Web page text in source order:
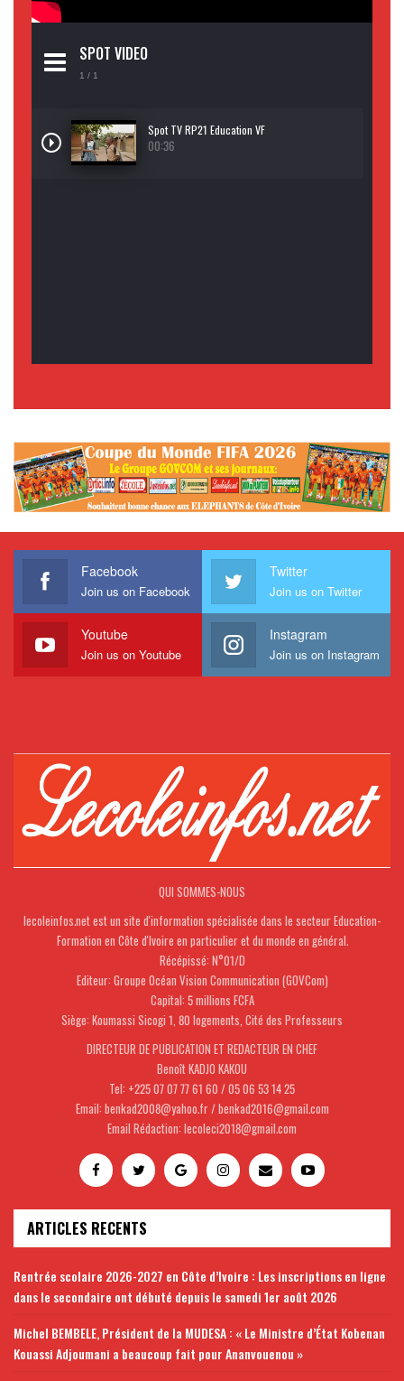
SPOT VIDEO
1 / 1
Spot TV RP21 Education VF
00:36
Facebook
Join us on Facebook
Twitter
Join us on Twitter
Youtube
Join us on Youtube
Instagram
Join us on Instagram
QUI SOMMES-NOUS
lecoleinfos.net est un site d'information spécialisée dans le secteur Education-
Formation en Côte d'Ivoire en particulier et du monde en général.
Récépissé: N°01/D
Editeur: Groupe Océan Vision Communication (GOVCom)
Capital: 5 millions FCFA
Siège: Koumassi Sicogi 1, 80 logements, Cité des Professeurs
DIRECTEUR DE PUBLICATION ET REDACTEUR EN CHEF
Benoît KADJO KAKOU
Tel: +225 07 07 77 61 60 / 05 06 53 14 25
Email: benkad2008@yahoo.fr / benkad2016@gmail.com
Email Rédaction: lecoleci2018@gmail.com
ARTICLES RECENTS
Rentrée scolaire 2026-2027 en Côte d’Ivoire : Les inscriptions en ligne
dans le secondaire ont débuté depuis le samedi 1er août 2026
Michel BEMBELE, Président de la MUDESA : « Le Ministre d’État Kobenan
Kouassi Adjoumani a beaucoup fait pour Ananvouenou »